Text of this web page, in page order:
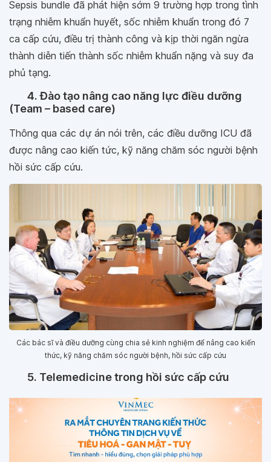
Sepsis bundle đã phát hiện sớm 9 trường hợp trong tình
trạng nhiễm khuẩn huyết, sốc nhiễm khuẩn trong đó 7
ca cấp cứu, điều trị thành công và kịp thời ngăn ngừa
thành diễn tiến thành sốc nhiễm khuẩn nặng và suy đa
phủ tạng.
4. Đào tạo nâng cao năng lực điều dưỡng
(Team – based care)
Thông qua các dự án nói trên, các điều dưỡng ICU đã
được nâng cao kiến tức, kỹ năng chăm sóc người bệnh
hồi sức cấp cứu.
Các bác sĩ và điều dưỡng cùng chia sẻ kinh nghiệm để nâng cao kiến
thức, kỹ năng chăm sóc người bệnh, hồi sức cấp cứu
5. Telemedicine trong hồi sức cấp cứu